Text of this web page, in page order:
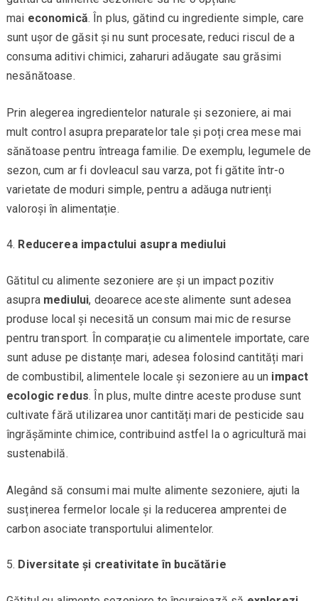
mai economică. În plus, gătind cu ingrediente simple, care
sunt ușor de găsit și nu sunt procesate, reduci riscul de a
consuma aditivi chimici, zaharuri adăugate sau grăsimi
nesănătoase.
Prin alegerea ingredientelor naturale și sezoniere, ai mai
mult control asupra preparatelor tale și poți crea mese mai
sănătoase pentru întreaga familie. De exemplu, legumele de
sezon, cum ar fi dovleacul sau varza, pot fi gătite într-o
varietate de moduri simple, pentru a adăuga nutrienți
valoroși în alimentație.
Reducerea impactului asupra mediului
Gătitul cu alimente sezoniere are și un impact pozitiv
asupra mediului, deoarece aceste alimente sunt adesea
produse local și necesită un consum mai mic de resurse
pentru transport. În comparație cu alimentele importate, care
sunt aduse pe distanțe mari, adesea folosind cantități mari
de combustibil, alimentele locale și sezoniere au un impact
ecologic redus. În plus, multe dintre aceste produse sunt
cultivate fără utilizarea unor cantități mari de pesticide sau
îngrășăminte chimice, contribuind astfel la o agricultură mai
sustenabilă.
Alegând să consumi mai multe alimente sezoniere, ajuti la
susținerea fermelor locale și la reducerea amprentei de
carbon asociate transportului alimentelor.
Diversitate și creativitate în bucătărie